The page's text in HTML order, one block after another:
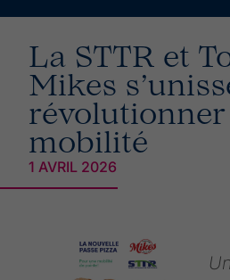
La STTR et
Mikes
révolutionner
mobilité
1 AVRIL 2026